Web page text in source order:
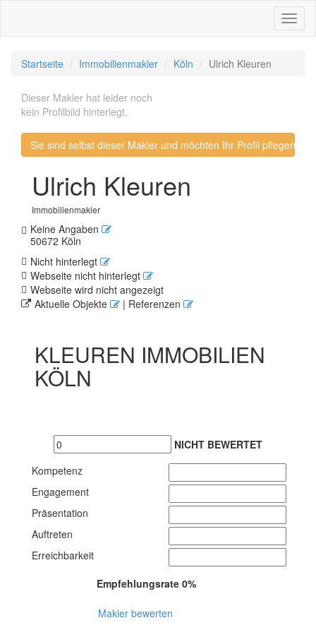
Startseite Immobilienmakler Köln Ulrich Kleuren
Dieser Makler hat leider noch
kein Profilbild hinterlegt.
Sie sind selbst dieser Makler und möchten Ihr Profil pflegen?
Ulrich Kleuren
Immobilienmakler
Keine Angaben
50672 Köln
Nicht hinterlegt
Webseite nicht hinterlegt
Webseite wird nicht angezeigt
Aktuelle Objekte
| Referenzen
KLEUREN IMMOBILIEN
KÖLN
NICHT BEWERTET
Kompetenz
Engagement
Präsentation
Auftreten
Erreichbarkeit
Empfehlungsrate 0%
Makler bewerten